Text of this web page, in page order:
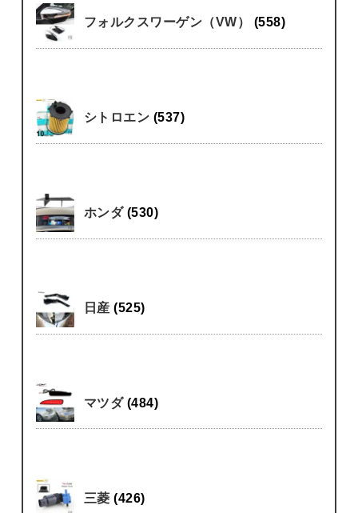
フォルクスワーゲン（VW） (558)
シトロエン (537)
ホンダ (530)
日産(525)
マツダ (484)
三菱(426)